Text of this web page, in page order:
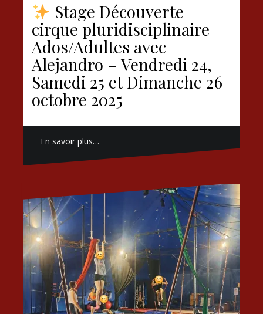
Stage Découverte
cirque pluridisciplinaire
Ados/Adultes avec
Alejandro – Vendredi 24,
Samedi 25 et Dimanche 26
octobre 2025
En savoir plus…